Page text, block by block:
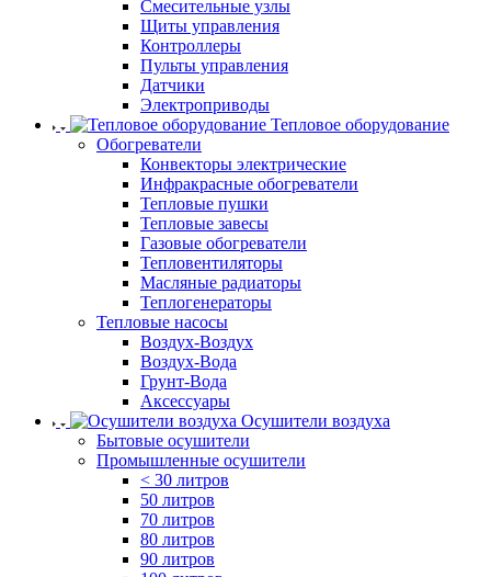
Смесительные узлы
Щиты управления
Контроллеры
Пульты управления
Датчики
Электроприводы
Тепловое оборудование
Обогреватели
Конвекторы электрические
Инфракрасные обогреватели
Тепловые пушки
Тепловые завесы
Газовые обогреватели
Тепловентиляторы
Масляные радиаторы
Теплогенераторы
Тепловые насосы
Воздух-Воздух
Воздух-Вода
Грунт-Вода
Аксессуары
Осушители воздуха
Бытовые осушители
Промышленные осушители
< 30 литров
50 литров
70 литров
80 литров
90 литров